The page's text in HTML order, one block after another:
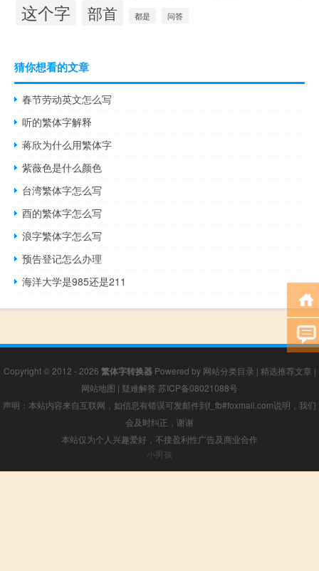
这个字 部首 都是 问答
猜你想看的文章
春节劳动英文怎么写
听的繁体字解释
蒋欣为什么用繁体字
紫薇色是什么颜色
台湾繁体字怎么写
酉的繁体字怎么写
浪字繁体字怎么写
预告登记怎么办理
海洋大学是985还是211
Copyright © 2012 - 2026 繁体字转换器Powered by 网站分类目录 | 精选推荐文章 |
网站地图 | 疑难解答 苏ICP备08021088号
声明：本站内容来自互联网，如信息有错误可发邮件到f_fb#foxmail.com说明，我们
会及时纠正，谢谢
本站仅为个人兴趣爱好，不接盈利性广告及商业合作
小男孩